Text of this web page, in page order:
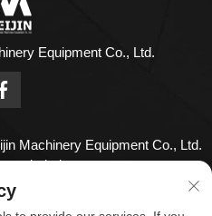
Equipment Co., Ltd.
Machinery Equipment Co., Ltd.
vorbehalten
SIE UNS